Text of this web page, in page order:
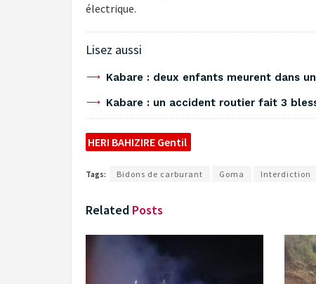
électrique.
Lisez aussi
Kabare : deux enfants meurent dans
‎Kabare : un accident routier fait 3
HERI BAHIZIRE Gentil
Tags: Bidons de carburant Goma Interdiction
Related Posts